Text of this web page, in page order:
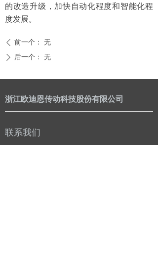
的改造升级，加快自动化程度和智能化程
度发展。
ꄴ 前一个： 无
ꄲ 后一个： 无
联系我们
浙江欧迪恩传动科技股份有限公司